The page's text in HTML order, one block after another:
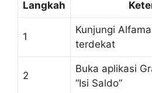
Langkah
1
Kunjungi
terdekat
2
Buka aplikasi
“Isi Saldo”